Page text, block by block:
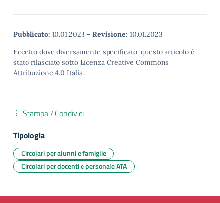
Pubblicato: 10.01.2023 - Revisione: 10.01.2023
Eccetto dove diversamente specificato, questo articolo è
stato rilasciato sotto Licenza Creative Commons
Attribuzione 4.0 Italia.
Stampa / Condividi
Tipologia
Circolari per alunni e famiglie
Circolari per docenti e personale ATA